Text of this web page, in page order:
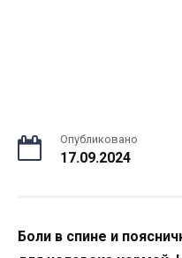
Опубликовано
17.09.2024
Боли в спине и